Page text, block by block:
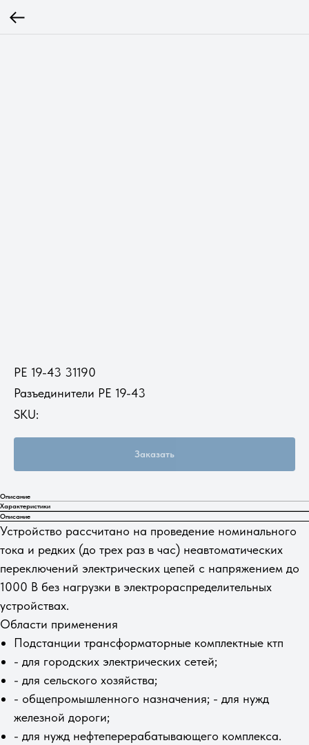
РЕ 19-43 31190
Разъединители РЕ 19-43
SKU:
Заказать
Описание
Характеристики
Описание
Устройство рассчитано на проведение номинального
тока и редких (до трех раз в час) неавтоматических
переключений электрических цепей с напряжением до
1000 В без нагрузки в электрораспределительных
устройствах.
Области применения
Подстанции трансформаторные комплектные ктп
- для городских электрических сетей;
- для сельского хозяйства;
- общепромышленного назначения; - для нужд
железной дороги;
- для нужд нефтеперерабатывающего комплекса.